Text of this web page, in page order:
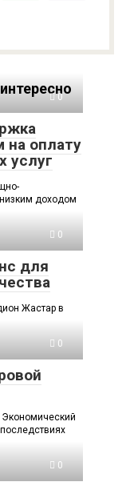
0
на оплату
услуг
доходом
0
для
Жастар в
0
Экономический
0